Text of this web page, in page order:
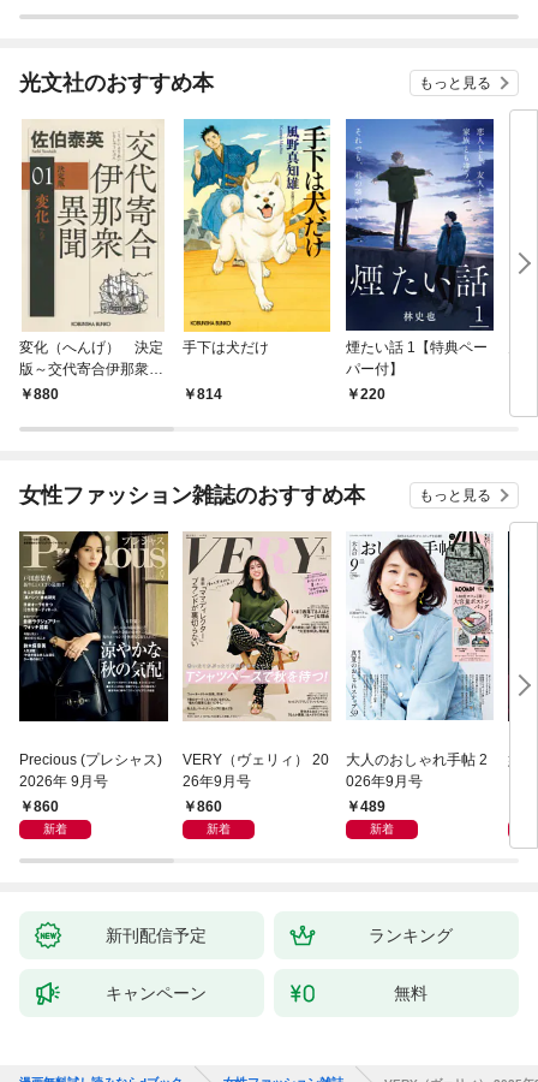
光文社のおすすめ本 もっと見る
変化（へんげ） 決定
版～交代寄合伊那衆異
聞（1）～
880
手下は犬だけ
814
煙たい話 1【特典ペー
パー付】
220
女性ファッション雑誌のおすすめ本 もっと見る
Precious (プレシャス)
2026年 9月号
860
新着
VERY（ヴェリィ） 20
26年9月号
860
新着
大人のおしゃれ手帖 2
026年9月号
489
新着
婦
新刊配信予定 ランキング
キャンペーン 無料